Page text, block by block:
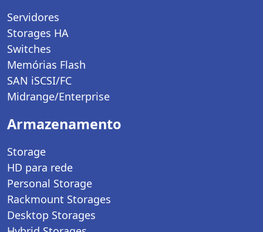
Servidores
Storages HA
Switches
Memórias Flash
SAN iSCSI/FC
Midrange/Enterprise
Armazenamento
Storage
HD para rede
Personal Storage
Rackmount Storages
Desktop Storages